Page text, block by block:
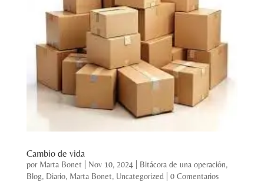
Cambio de vida
por Marta Bonet Nov 10, 2024| Bitácora de una operación,
Blog, Diario, Marta Bonet, Uncategorized 0 Comentarios